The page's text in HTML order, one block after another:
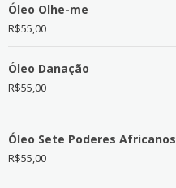
Óleo Olhe-me
R$55,00
Óleo Danação
R$55,00
Óleo Sete Poderes Africanos
R$55,00